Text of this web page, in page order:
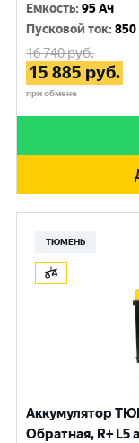
Емкость:95 Ач
Пусковой ток:850
16 740руб.
15 885 руб.
при обмене
ТЮМЕНЬ
Аккумулятор
Обратная, R+ L5